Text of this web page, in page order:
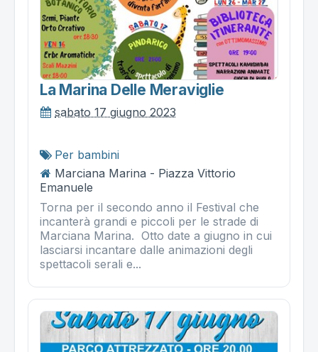
La Marina Delle Meraviglie
sabato 17 giugno 2023
Per bambini
Marciana Marina - Piazza Vittorio
Emanuele
Torna per il secondo anno il Festival che
incanterà grandi e piccoli per le strade di
Marciana Marina. Otto date a giugno in cui
lasciarsi incantare dalle animazioni degli
spettacoli serali e...